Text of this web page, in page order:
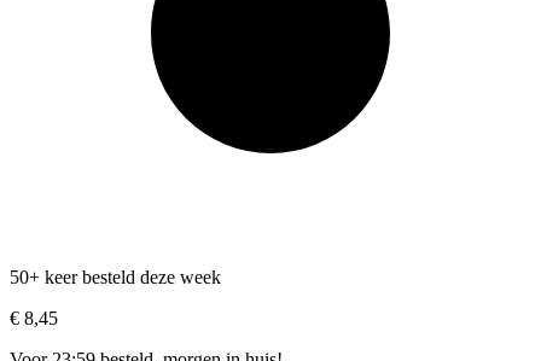
50+ keer besteld deze week
€ 8,45